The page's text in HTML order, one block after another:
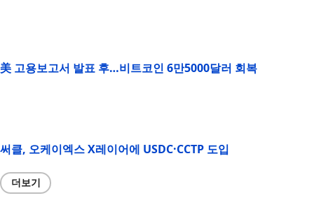
美 고용보고서 발표 후…비트코인 6만5000달러 회복
써클, 오케이엑스 X레이어에 USDC·CCTP 도입
더보기